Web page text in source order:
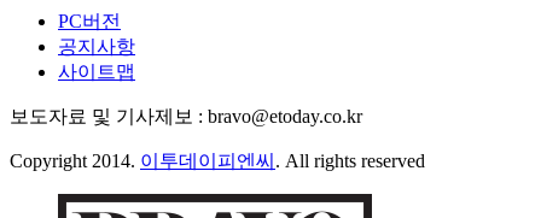
PC버전
공지사항
사이트맵
보도자료 및 기사제보 : bravo@etoday.co.kr
Copyright 2014. 이투데이피엔씨 . All rights reserved